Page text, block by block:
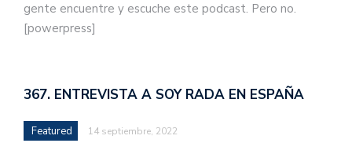
gente encuentre y escuche este podcast. Pero no.
[powerpress]
367. ENTREVISTA A SOY RADA EN ESPAÑA
Featured 14 septiembre, 2022